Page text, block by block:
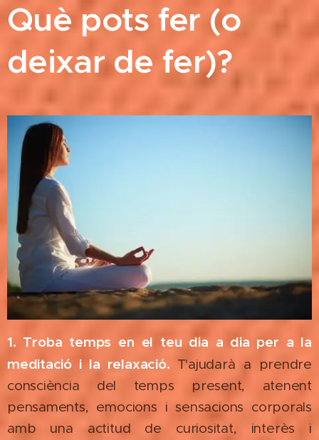
Què pots fer (o
deixar de fer)?
1. Troba temps en el teu dia a dia per a la
meditació i la relaxació. T'ajudarà a prendre
consciència del temps present, atenent
pensaments, emocions i sensacions corporals
amb una actitud de curiositat, interès i